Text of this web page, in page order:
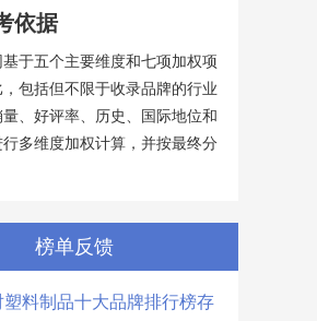
依据
于五个主要维度和七项加权项
，包括但不限于收录品牌的行业
、好评率、历史、国际地位和
多维度加权计算，并按最终分
榜单反馈
塑料制品十大品牌排行榜存